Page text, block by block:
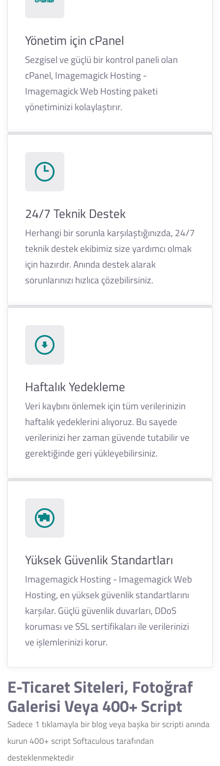
Yönetim için cPanel
Sezgisel ve güçlü bir kontrol paneli olan
cPanel, Imagemagick Hosting -
Imagemagick Web Hosting paketi
yönetiminizi kolaylaştırır.
24/7 Teknik Destek
Herhangi bir sorunla karşılaştığınızda, 24/7
teknik destek ekibimiz size yardımcı olmak
için hazırdır. Anında destek alarak
sorunlarınızı hızlıca çözebilirsiniz.
Haftalık Yedekleme
Veri kaybını önlemek için tüm verilerinizin
haftalık yedeklerini alıyoruz. Bu sayede
verilerinizi her zaman güvende tutabilir ve
gerektiğinde geri yükleyebilirsiniz.
Yüksek Güvenlik Standartları
Imagemagick Hosting - Imagemagick Web
Hosting, en yüksek güvenlik standartlarını
karşılar. Güçlü güvenlik duvarları, DDoS
koruması ve SSL sertifikaları ile verilerinizi
ve işlemlerinizi korur.
E-Ticaret Siteleri, Fotoğraf
Galerisi Veya 400+ Script
Sadece 1 tıklamayla bir blog veya başka bir scripti anında
kurun 400+ script Softaculous tarafından
desteklenmektedir